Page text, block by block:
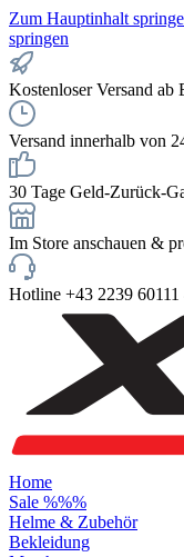
Zum Hauptinhalt
springen
Kostenloser Versand ab
Versand innerhalb von
30 Tage Geld-Zurück-
Im Store anschauen &
Hotline +43 2239 60111
Home
Sale %%%
Helme & Zubehör
Bekleidung